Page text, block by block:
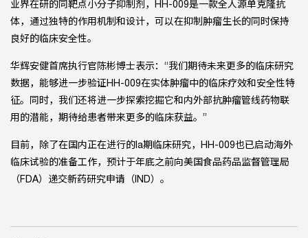
业界在研的同靶点小分子抑制剂，HH-009是一款全人源单克隆抗
体，通过独特的作用机制和设计，可以在抑制肿瘤生长的同时保持
良好的临床安全性。
华辉安健首席执行官陈彬博士表示：“我们期待未来更多的临床研究
数据，能够进一步验证HH-009在实体肿瘤中的临床疗效和安全性特
征。同时，我们还将进一步探索挖掘它和内外部抗肿瘤管线药物联
用的潜能，期待给患者带来更多的临床获益。”
目前，除了在国内正在进行的Ia期临床研究，HH-009也已启动海外
临床试验的准备工作，预计于年底之前向美国食品药品监督管理局
（FDA）递交新药研究申请（IND）。